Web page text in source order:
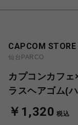
CAPCOM STORE
仙台PARCO
カプコンカフ
ラスヘアゴム(
￥1,320 税込